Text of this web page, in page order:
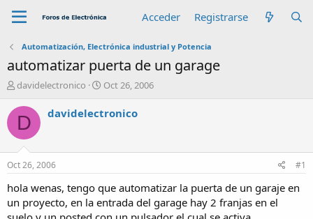
Acceder Registrarse
Automatización, Electrónica industrial y Potencia
automatizar puerta de un garage
A
t
r
davidelectronico
F
c
n
i
c
Oct 26, 2006
D davidelectronico
Oct 26, 2006 #1
hola wenas, tengo que automatizar la puerta de un garaje en
un proyecto, en la entrada del garage hay 2 franjas en el